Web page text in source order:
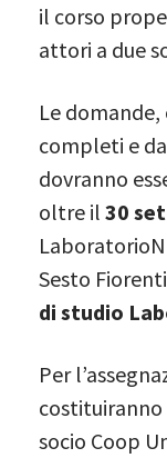
il corso
attori a due
Le
completi e
dovranno
oltre il 30
Sesto
di studio
Per
costituiranno
socio Coop